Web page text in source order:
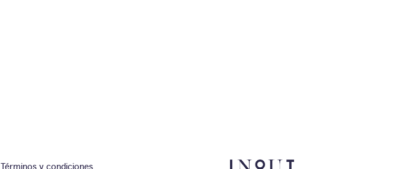
Términos y condiciones